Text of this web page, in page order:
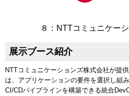
８：NTTコミュニケー
展示ブース紹介
NTTコミュニケーションズ株式会社が提
は、アプリケーションの要件を選択し組
CI/CDパイプラインを構築できる統合